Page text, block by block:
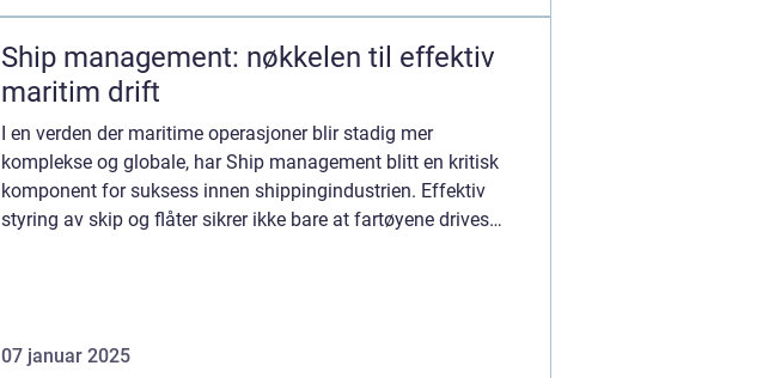
Ship management: nøkkelen til effektiv
maritim drift
I en verden der maritime operasjoner blir stadig mer
komplekse og globale, har Ship management blitt en kritisk
komponent for suksess innen shippingindustrien. Effektiv
styring av skip og flåter sikrer ikke bare at fartøyene drives
07 januar 2025